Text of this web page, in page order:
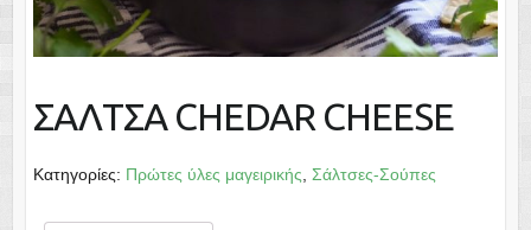
ΣΑΛΤΣΑ CHEDAR CHEESE
Κατηγορίες: Πρώτες ύλες μαγειρικής Σάλτσες-Σούπες